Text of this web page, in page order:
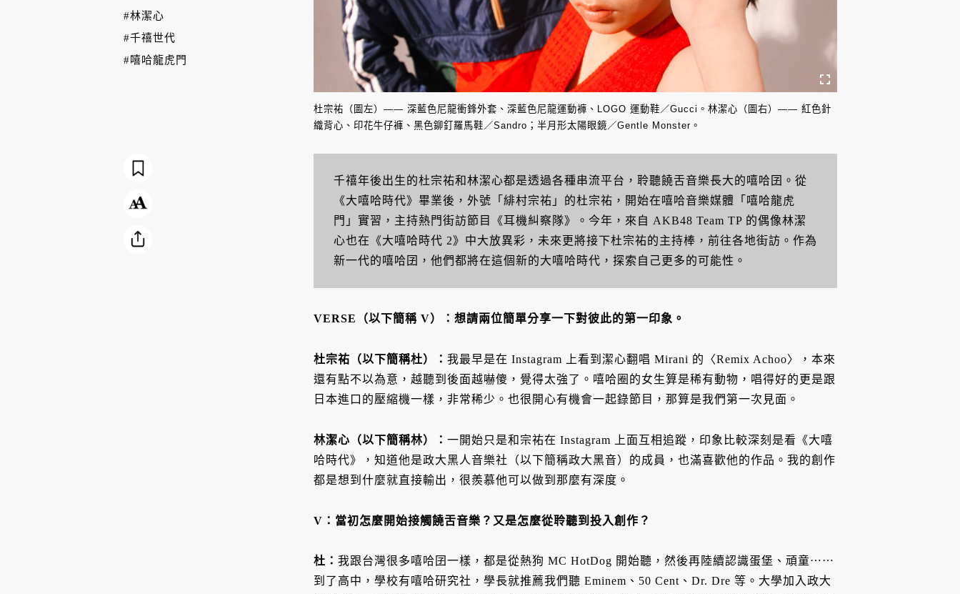
杜宗祐（圖左）—— 深藍色尼龍衝鋒外套、深藍色尼龍運動褲、LOGO 運動鞋／Gucci。林潔心（圖右）—— 紅色針
織背心、印花牛仔褲、黑色鉚釘羅馬鞋／Sandro；半月形太陽眼鏡／Gentle Monster。
千禧年後出生的杜宗祐和林潔心都是透過各種串流平台，聆聽饒舌音樂長大的嘻哈囝。從
《大嘻哈時代》畢業後，外號「緋村宗祐」的杜宗祐，開始在嘻哈音樂媒體「嘻哈龍虎
門」實習，主持熱門街訪節目《耳機糾察隊》。今年，來自 AKB48 Team TP 的偶像林潔
心也在《大嘻哈時代 2》中大放異彩，未來更將接下杜宗祐的主持棒，前往各地街訪。作為
新一代的嘻哈囝，他們都將在這個新的大嘻哈時代，探索自己更多的可能性。
VERSE（以下簡稱 V）：想請兩位簡單分享一下對彼此的第一印象。
杜宗祐（以下簡稱杜）： 我最早是在 Instagram 上看到潔心翻唱 Mirani 的〈Remix Achoo〉，本來
還有點不以為意，越聽到後面越嚇傻，覺得太強了。嘻哈圈的女生算是稀有動物，唱得好的更是跟
日本進口的壓縮機一樣，非常稀少。也很開心有機會一起錄節目，那算是我們第一次見面。
林潔心（以下簡稱林）： 一開始只是和宗祐在 Instagram 上面互相追蹤，印象比較深刻是看《大嘻
哈時代》，知道他是政大黑人音樂社（以下簡稱政大黑音）的成員，也滿喜歡他的作品。我的創作
都是想到什麼就直接輸出，很羨慕他可以做到那麼有深度。
V：當初怎麼開始接觸饒舌音樂？又是怎麼從聆聽到投入創作？
杜： 我跟台灣很多嘻哈囝一樣，都是從熱狗 MC HotDog 開始聽，然後再陸續認識蛋堡、頑童⋯⋯
到了高中，學校有嘻哈研究社，學長就推薦我們聽 Eminem、50 Cent、Dr. Dre 等。大學加入政大
#林潔心
#千禧世代
#嘻哈龍虎門